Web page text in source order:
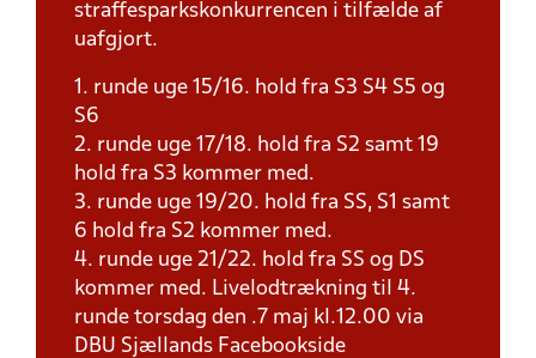
straffesparkskonkurrencen i tilfælde af
uafgjort.
1. runde uge 15/16. hold fra S3 S4 S5 og
S6
2. runde uge 17/18. hold fra S2 samt 19
hold fra S3 kommer med.
3. runde uge 19/20. hold fra SS, S1 samt
6 hold fra S2 kommer med.
4. runde uge 21/22. hold fra SS og DS
kommer med. Livelodtrækning til 4.
runde torsdag den .7 maj kl.12.00 via
DBU Sjællands Facebookside